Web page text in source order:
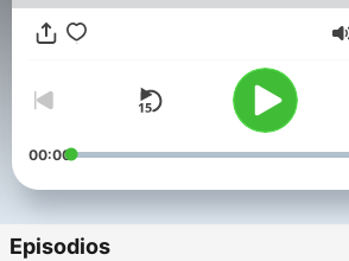
00:00
Episodios